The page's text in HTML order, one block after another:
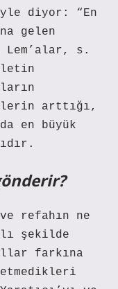
diyor: “En
gelen
Lem’alar, s.
arttığı,
en büyük
refahın ne
şekilde
farkına